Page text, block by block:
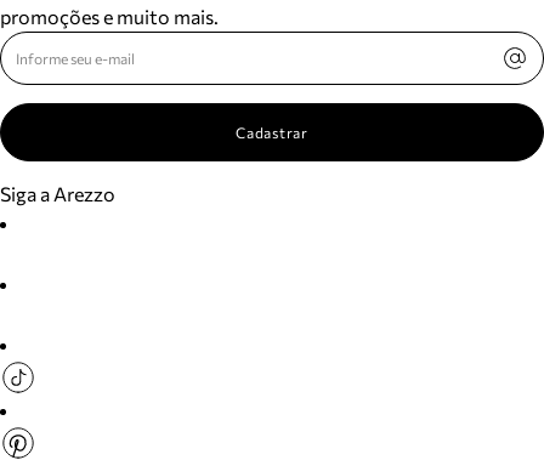
promoções e muito mais.
Cadastrar
Siga a Arezzo